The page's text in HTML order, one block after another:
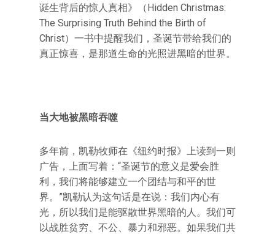
诞生背后的惊人真相》（Hidden Christmas:
The Surprising Truth Behind the Birth of
Christ）一书中提醒我们，圣诞节带给我们的
真正惊喜，是那道生命的光照进黑暗的世界。
当大地被黑暗吞噬
多年前，凯勒牧师在《纽约时报》上读到一则
广告，上面写着：“圣诞节的意义是爱会胜
利，我们将能够建立一个团结与和平的世
界。”凯勒认为这句话是在说：我们内心有
光，所以我们是能驱散世界黑暗的人。我们可
以战胜贫穷、不公、暴力和邪恶。如果我们共